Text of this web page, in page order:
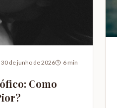
30 de junho de 2026 6min
Como